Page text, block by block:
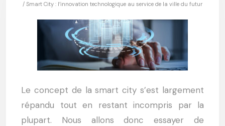
/ Smart City : l’innovation technologique au service de la ville du futur
Le concept de la smart city s’est largement
répandu tout en restant incompris par la
plupart. Nous allons donc essayer de